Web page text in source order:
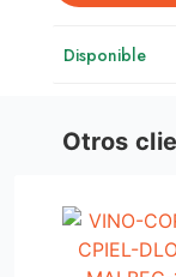
Disponible
Otros